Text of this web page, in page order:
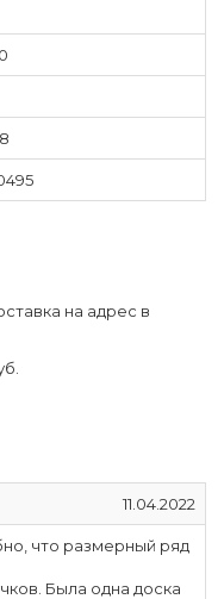
на адрес в
11.04.2022
что размерный ряд
Была одна доска